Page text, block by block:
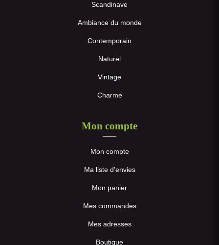
Scandinave
Ambiance du monde
Contemporain
Naturel
Vintage
Charme
Mon compte
Mon compte
Ma liste d’envies
Mon panier
Mes commandes
Mes adresses
Boutique